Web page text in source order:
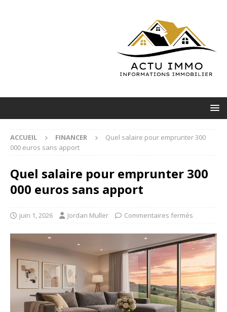
ACCUEIL FINANCER
Quel salaire pour emprunter 300
000 euros sans apport
Quel salaire pour emprunter 300
000 euros sans apport
juin 1, 2026 Jordan Muller Commentaires fermés